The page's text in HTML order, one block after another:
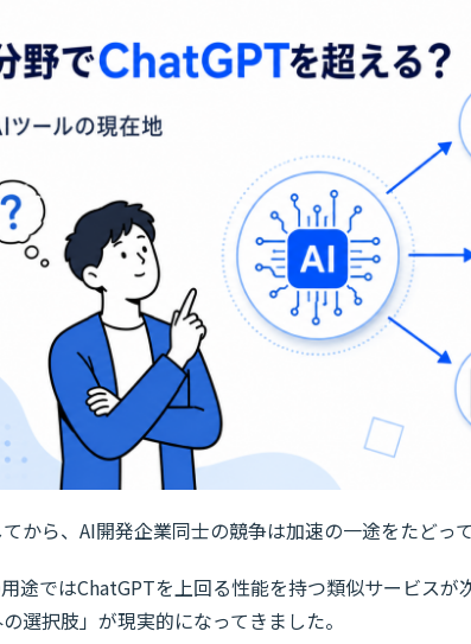
から、AI開発企業同士の競争は加速の一途をたどって
途ではChatGPTを上回る性能を持つ類似サービスが
選択肢」が現実的になってきました。